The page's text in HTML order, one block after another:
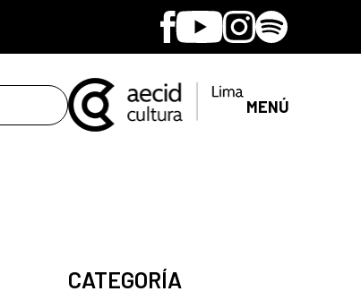
Facebook
YoutubeInstagram
Spotify
MENÚ
CATEGORÍA